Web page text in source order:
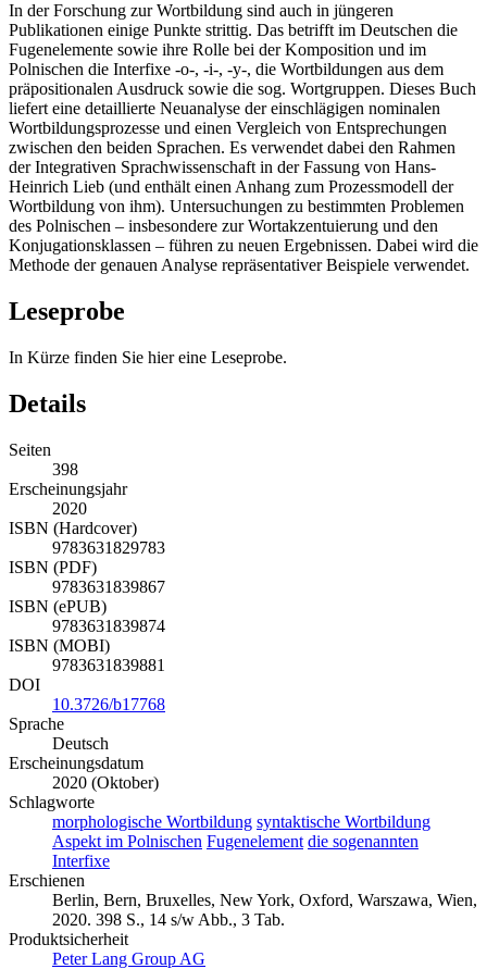
In der Forschung zur Wortbildung sind auch in jüngeren
Publikationen einige Punkte strittig. Das betrifft im Deutschen die
Fugenelemente sowie ihre Rolle bei der Komposition und im
Polnischen die Interfixe -o-, -i-, -y-, die Wortbildungen aus dem
präpositionalen Ausdruck sowie die sog. Wortgruppen. Dieses Buch
liefert eine detaillierte Neuanalyse der einschlägigen nominalen
Wortbildungsprozesse und einen Vergleich von Entsprechungen
zwischen den beiden Sprachen. Es verwendet dabei den Rahmen
der Integrativen Sprachwissenschaft in der Fassung von Hans-
Heinrich Lieb (und enthält einen Anhang zum Prozessmodell der
Wortbildung von ihm). Untersuchungen zu bestimmten Problemen
des Polnischen – insbesondere zur Wortakzentuierung und den
Konjugationsklassen – führen zu neuen Ergebnissen. Dabei wird die
Methode der genauen Analyse repräsentativer Beispiele verwendet.
Leseprobe
In Kürze finden Sie hier eine Leseprobe.
Details
Seiten
398
Erscheinungsjahr
2020
ISBN (Hardcover)
9783631829783
ISBN (PDF)
9783631839867
ISBN (ePUB)
9783631839874
ISBN (MOBI)
9783631839881
DOI
10.3726/b17768
Sprache
Deutsch
Erscheinungsdatum
2020 (Oktober)
Schlagworte
morphologische Wortbildung syntaktische Wortbildung
Aspekt im Polnischen Fugenelement die sogenannten
Interfixe
Erschienen
Berlin, Bern, Bruxelles, New York, Oxford, Warszawa, Wien,
2020. 398 S., 14 s/w Abb., 3 Tab.
Produktsicherheit
Peter Lang Group AG